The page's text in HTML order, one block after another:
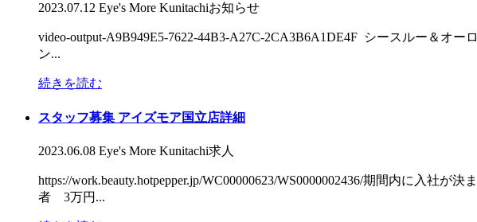
2023.07.12 Eye's More Kunitachiお知らせ
video-output-A9B949E5-7622-44B3-A27C-2CA3B6A1DE4F シースルー＆オ
ン...
続きを読む
スタッフ募集 アイズモア国立店詳細
2023.06.08 Eye's More Kunitachi求人
https://work.beauty.hotpepper.jp/WC00000623/WS0000002436/期間内に入社
者 3万円...